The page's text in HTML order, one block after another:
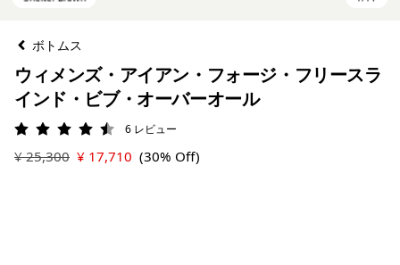
ボトムス
ウィメンズ・アイアン・フォージ・フリースラ
インド・ビブ・オーバーオール
評価: 4.5 / 5
6 レビュー
¥ 25,300 ¥ 17,710 (30% Off)